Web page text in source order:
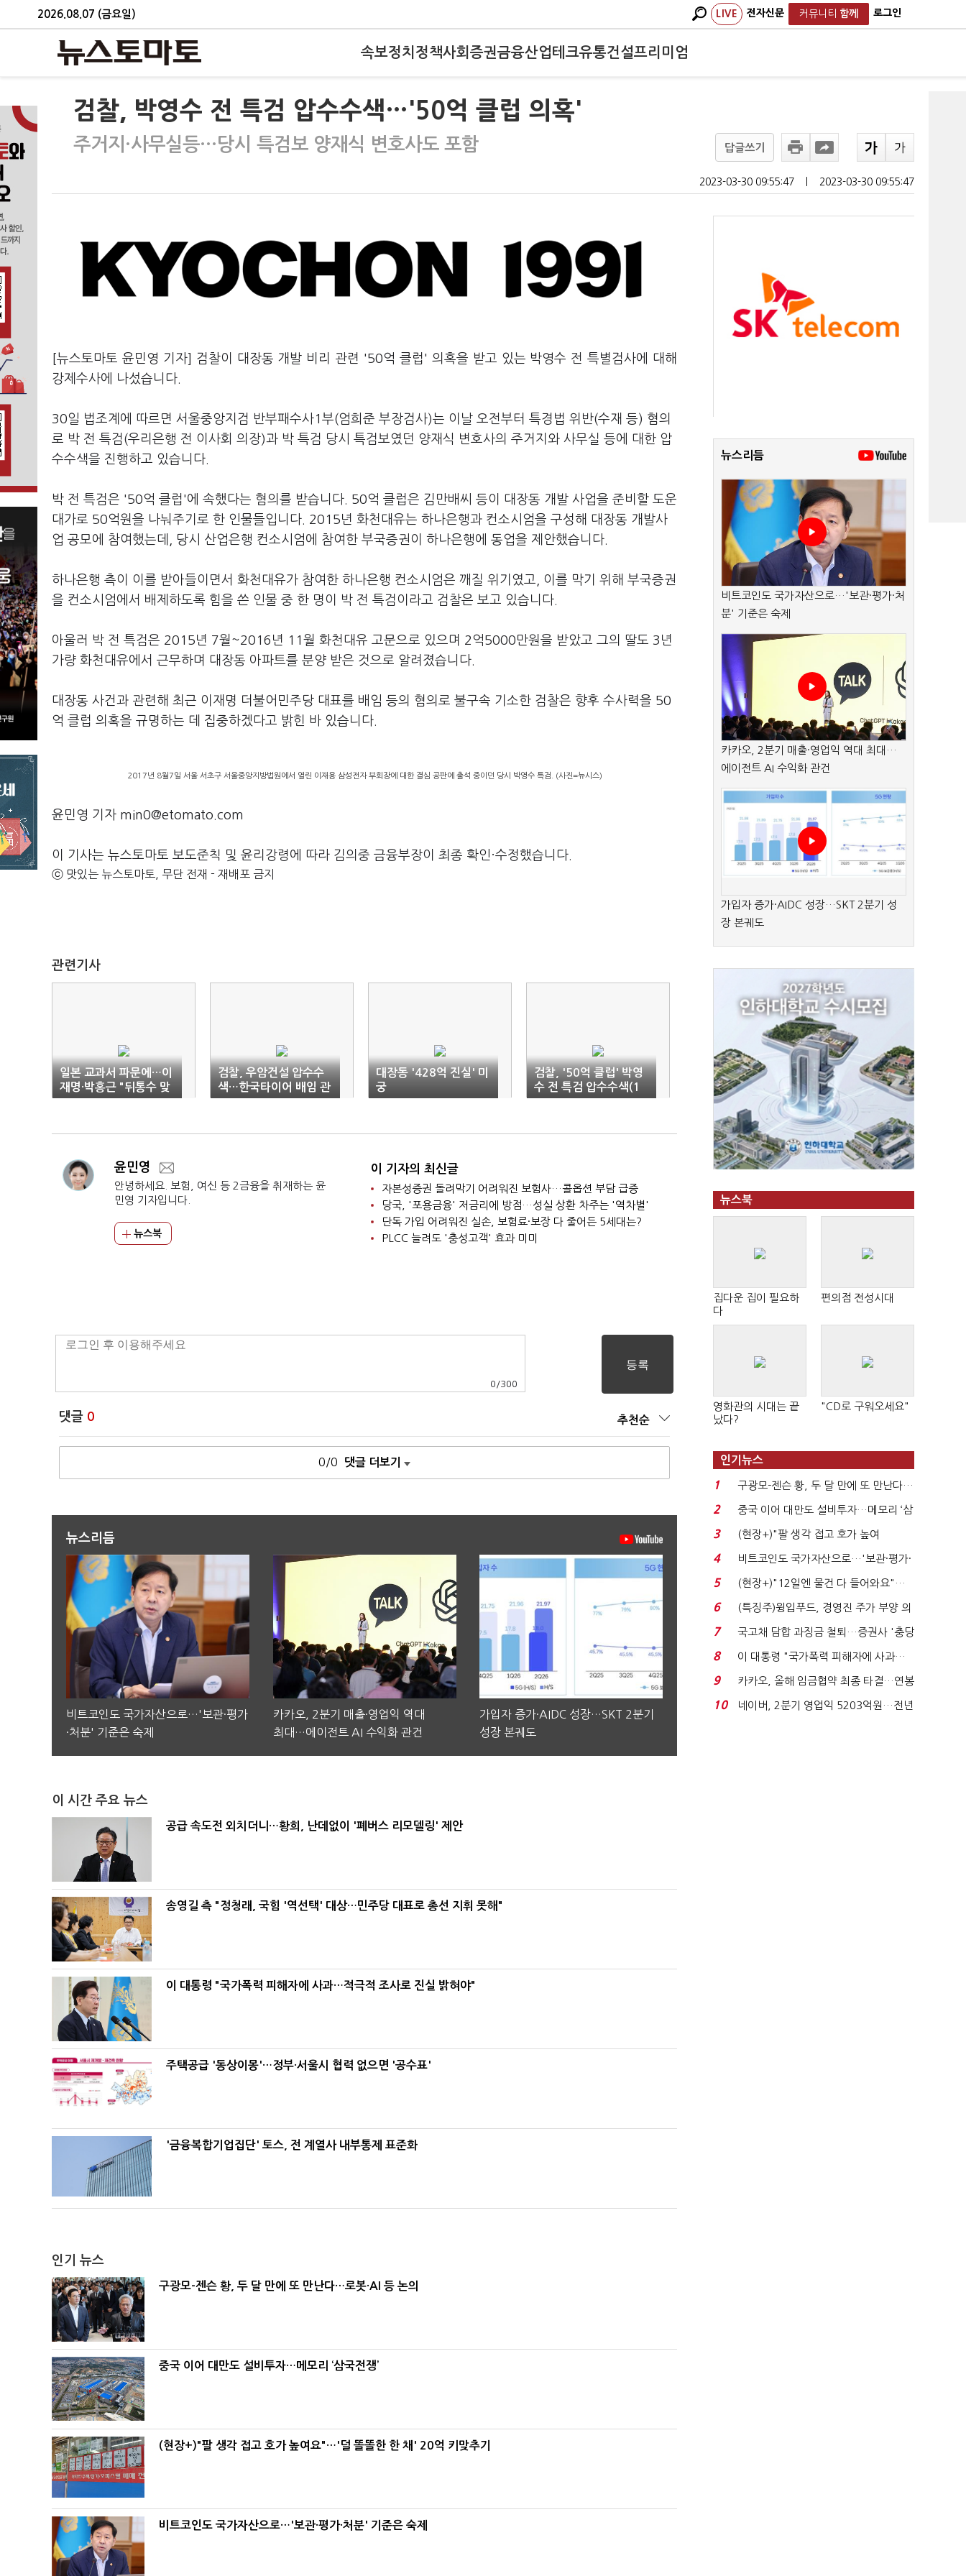
2026.08.07 (금요일) LIVE 전자신문 커뮤니티 함께 로그인
속보정치 정책사회 증권금융산업테크유통건설프리미엄
검찰, 박영수 전 특검 압수수색…'50억 클럽 의혹'
주거지·사무실등…당시 특검보 양재식 변호사도 포함 답글쓰기
2023-03-30 09:55:47 2023-03-30 09:55:47
[뉴스토마토 윤민영 기자] 검찰이 대장동 개발 비리 관련 '50억 클럽' 의혹을 받고 있는 박영수 전 특별검사에 대해
강제수사에 나섰습니다.
30일 법조계에 따르면 서울중앙지검 반부패수사1부(엄희준 부장검사)는 이날 오전부터 특경법 위반(수재 등) 혐의
로 박 전 특검(우리은행 전 이사회 의장)과 박 특검 당시 특검보였던 양재식 변호사의 주거지와 사무실 등에 대한 압
수수색을 진행하고 있습니다.
박 전 특검은 '50억 클럽'에 속했다는 혐의를 받습니다. 50억 클럽은 김만배씨 등이 대장동 개발 사업을 준비할 도운
대가로 50억원을 나눠주기로 한 인물들입니다. 2015년 화천대유는 하나은행과 컨소시엄을 구성해 대장동 개발사
업 공모에 참여했는데, 당시 산업은행 컨소시엄에 참여한 부국증권이 하나은행에 동업을 제안했습니다.
하나은행 측이 이를 받아들이면서 화천대유가 참여한 하나은행 컨소시엄은 깨질 위기였고, 이를 막기 위해 부국증권
을 컨소시엄에서 배제하도록 힘을 쓴 인물 중 한 명이 박 전 특검이라고 검찰은 보고 있습니다.
아울러 박 전 특검은 2015년 7월~2016년 11월 화천대유 고문으로 있으며 2억5000만원을 받았고 그의 딸도 3년
가량 화천대유에서 근무하며 대장동 아파트를 분양 받은 것으로 알려졌습니다.
대장동 사건과 관련해 최근 이재명 더불어민주당 대표를 배임 등의 혐의로 불구속 기소한 검찰은 향후 수사력을 50
억 클럽 의혹을 규명하는 데 집중하겠다고 밝힌 바 있습니다.
2017년 8월7일 서울 서초구 서울중앙지방법원에서 열린 이재용 삼성전자 부회장에 대한 결심 공판에 출석 중이던 당시 박영수 특검. (사진=뉴시스)
윤민영 기자 min0@etomato.com
이 기사는 뉴스토마토 보도준칙 및 윤리강령에 따라 김의중 금융부장이 최종 확인·수정했습니다.
ⓒ 맛있는 뉴스토마토, 무단 전재 - 재배포 금지
관련기사
일본 교과서 파문에…이
재명·박홍근 "뒤통수 맞
은 격" "대국민 치욕"
검찰, 우암건설 압수수
색…한국타이어 배임 관
여 의혹
대장동 '428억 진실' 미
궁
검찰, '50억 클럽' 박영
수 전 특검 압수수색(1
보)
윤민영
안녕하세요. 보험, 여신 등 2금융을 취재하는 윤
민영 기자입니다.
뉴스북
이 기자의 최신글
자본성증권 돌려막기 어려워진 보험사…콜옵션 부담 급증
당국, '포용금융' 저금리에 방점…성실 상환 차주는 '역차별'
단독 가입 어려워진 실손, 보험료·보장 다 줄어든 5세대는?
PLCC 늘려도 '충성고객' 효과 미미
0 /300
댓글 0 추천순
0/0 댓글 더보기
뉴스리듬
비트코인도 국가자산으로…'보관·평가
·처분' 기준은 숙제
카카오, 2분기 매출·영업익 역대
최대…에이전트 AI 수익화 관건
가입자 증가·AIDC 성장…SKT 2분기
성장 본궤도
이 시간 주요 뉴스
공급 속도전 외치더니…황희, 난데없이 '폐버스 리모델링' 제안
송영길 측 "정청래, 국힘 '역선택' 대상…민주당 대표로 총선 지휘 못해"
이 대통령 "국가폭력 피해자에 사과…적극적 조사로 진실 밝혀야"
주택공급 '동상이몽'…정부·서울시 협력 없으면 '공수표'
'금융복합기업집단' 토스, 전 계열사 내부통제 표준화
인기 뉴스
구광모-젠슨 황, 두 달 만에 또 만난다…로봇·AI 등 논의
중국 이어 대만도 설비투자…메모리 ‘삼국전쟁’
(현장+)"팔 생각 접고 호가 높여요"…'덜 똘똘한 한 채' 20억 키맞추기
비트코인도 국가자산으로…'보관·평가·처분' 기준은 숙제
뉴스리듬
비트코인도 국가자산으로…'보관·평가·처
분' 기준은 숙제
카카오, 2분기 매출·영업익 역대 최대…
에이전트 AI 수익화 관건
가입자 증가·AIDC 성장…SKT 2분기 성
장 본궤도
뉴스북
집다운 집이 필요하
다
편의점 전성시대
영화관의 시대는 끝
났다?
"CD로 구워오세요"
인기뉴스
1
구광모-젠슨 황, 두 달 만에 또 만난다…
로봇·AI 등 논...
2
중국 이어 대만도 설비투자…메모리 ‘삼
국전쟁’
3
(현장+)"팔 생각 접고 호가 높여
요"…'덜 똘똘한 한 채' 20...
4
비트코인도 국가자산으로…'보관·평가·
처분' 기준은 ...
5
(현장+)"12일엔 물건 다 들어와요"…
빈 매대 채우며 문 연 ...
6
(특징주)윙입푸드, 경영진 주가 부양 의
지에 상한가...
7
국고채 담합 과징금 철퇴…증권사 '충당
금 폭탄' 우려...
8
이 대통령 "국가폭력 피해자에 사과…
적극적 조사로 진...
9
카카오, 올해 임금협약 최종 타결…연봉
6.3% 인상·격려...
10
네이버, 2분기 영업익 5203억원…전년